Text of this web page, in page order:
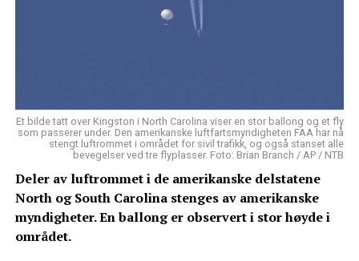
Et bilde tatt over Kingston i North Carolina viser en stor ballong og et fly
som passerer under. Den amerikanske luftfartsmyndigheten FAA har nå
stengt luftrommet i området for sivil trafikk, og også stanset alle
bevegelser ved tre flyplasser. Foto: Brian Branch / AP / NTB
Deler av luftrommet i de amerikanske delstatene
North og South Carolina stenges av amerikanske
myndigheter. En ballong er observert i stor høyde i
området.